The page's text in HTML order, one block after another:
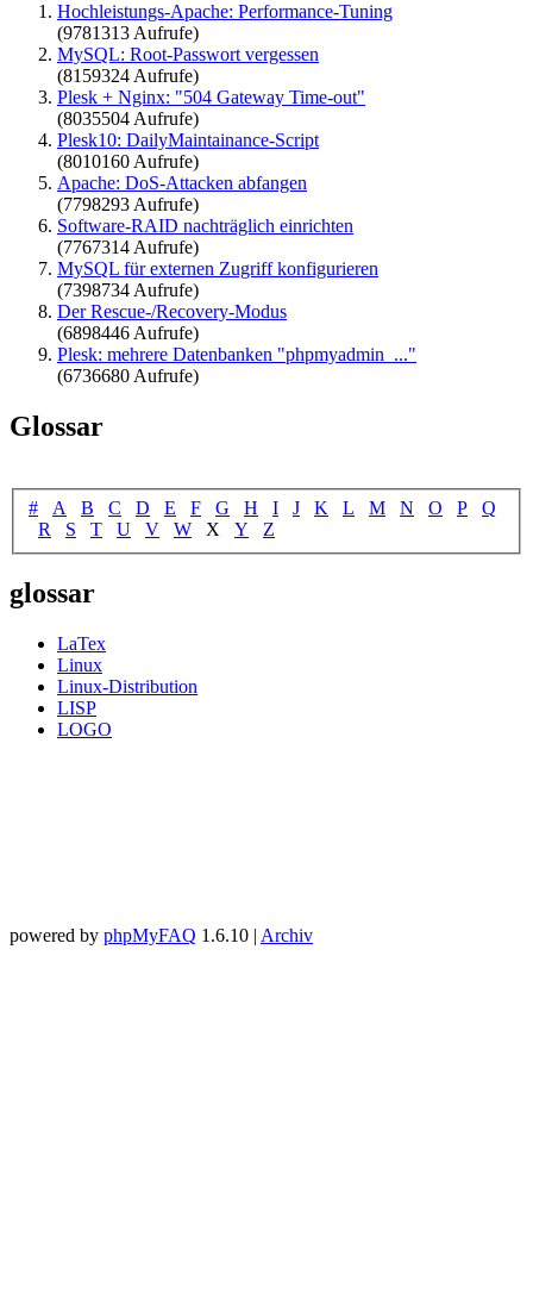
Hochleistungs-Apache: Performance-Tuning
(9781313 Aufrufe)
MySQL: Root-Passwort vergessen
(8159324 Aufrufe)
Plesk + Nginx: "504 Gateway Time-out"
(8035504 Aufrufe)
Plesk10: DailyMaintainance-Script
(8010160 Aufrufe)
Apache: DoS-Attacken abfangen
(7798293 Aufrufe)
Software-RAID nachträglich einrichten
(7767314 Aufrufe)
MySQL für externen Zugriff konfigurieren
(7398734 Aufrufe)
Der Rescue-/Recovery-Modus
(6898446 Aufrufe)
Plesk: mehrere Datenbanken "phpmyadmin_..."
(6736680 Aufrufe)
Glossar
# A B C D E F G H I J K L M N O P
Q
R
S T U V W X Y Z
glossar
LaTex
Linux
Linux-Distribution
LISP
LOGO
powered by phpMyFAQ 1.6.10 | Archiv